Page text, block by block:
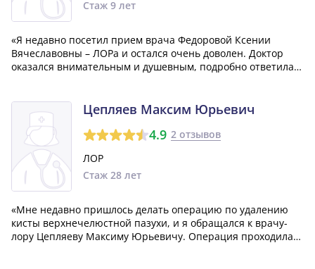
Стаж 9 лет
«Я недавно посетил прием врача Федоровой Ксении
Вячеславовны – ЛОРа и остался очень доволен. Доктор
оказался внимательным и душевным, подробно ответила
большую благодарность!»Цепляев Максим Юрьевич
4.9 2 отзывов
ЛОР
Стаж 28 лет
«Мне недавно пришлось делать операцию по удалению
кисты верхнечелюстной пазухи, и я обращался к врачу-
лору Цепляеву Максиму Юрьевичу. Операция проходила